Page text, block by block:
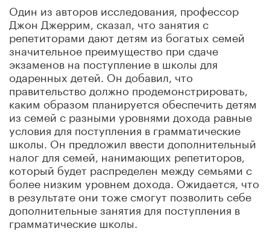
Один из авторов исследования, профессор
Джон Джеррим, сказал, что занятия с
репетиторами дают детям из богатых семей
значительное преимущество при сдаче
экзаменов на поступление в школы для
одаренных детей. Он добавил, что
правительство должно продемонстрировать,
каким образом планируется обеспечить детям
из семей с разными уровнями дохода равные
условия для поступления в грамматические
школы. Он предложил ввести дополнительный
налог для семей, нанимающих репетиторов,
который будет распределен между семьями с
более низким уровнем дохода. Ожидается, что
в результате они тоже смогут позволить себе
дополнительные занятия для поступления в
грамматические школы.